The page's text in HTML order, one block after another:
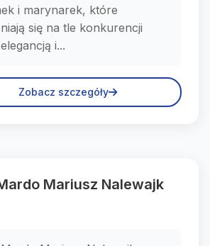
i marynarek, które
się na tle konkurencji
i...
Zobacz szczegóły
Mariusz Nalewajk